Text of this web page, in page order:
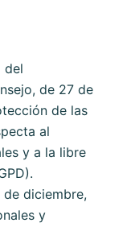
del
de 27 de
de las
al
y a la libre
diciembre,
y